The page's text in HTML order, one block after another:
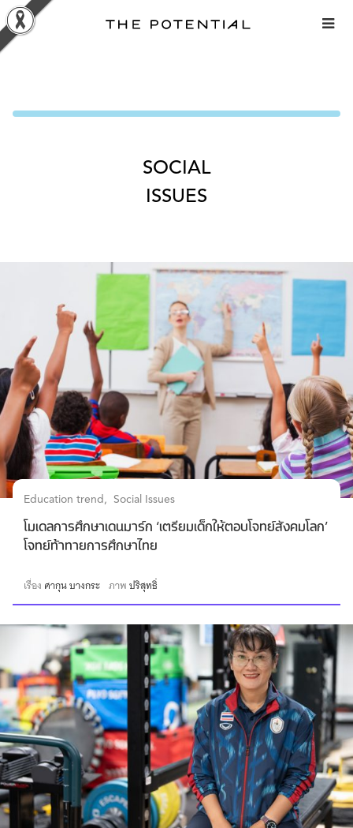
Skip
to
content
SOCIAL
ISSUES
Education trend Social Issues
โมเดลการศึกษาเดนมาร์ก ‘เตรียมเด็กให้ตอบโจทย์สังคมโลก’
โจทย์ท้าทายการศึกษาไทย
เรื่อง ศากุน บางกระ ภาพปริสุทธิ์